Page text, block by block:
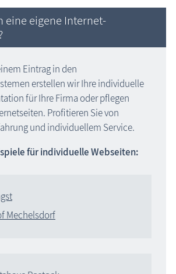
eine eigene Internet-
Eintrag in den
erstellen wir Ihre individuelle
für Ihre Firma oder pflegen
Profitieren Sie von
und individuellem Service.
für individuelle Webseiten:
Mechelsdorf